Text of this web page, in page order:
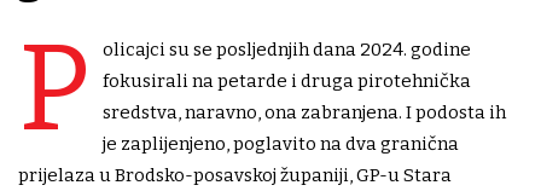
P
olicajci su se posljednjih dana 2024. godine
fokusirali na petarde i druga pirotehnička
sredstva, naravno, ona zabranjena. I podosta ih
je zaplijenjeno, poglavito na dva granična
prijelaza u Brodsko-posavskoj županiji, GP-u Stara